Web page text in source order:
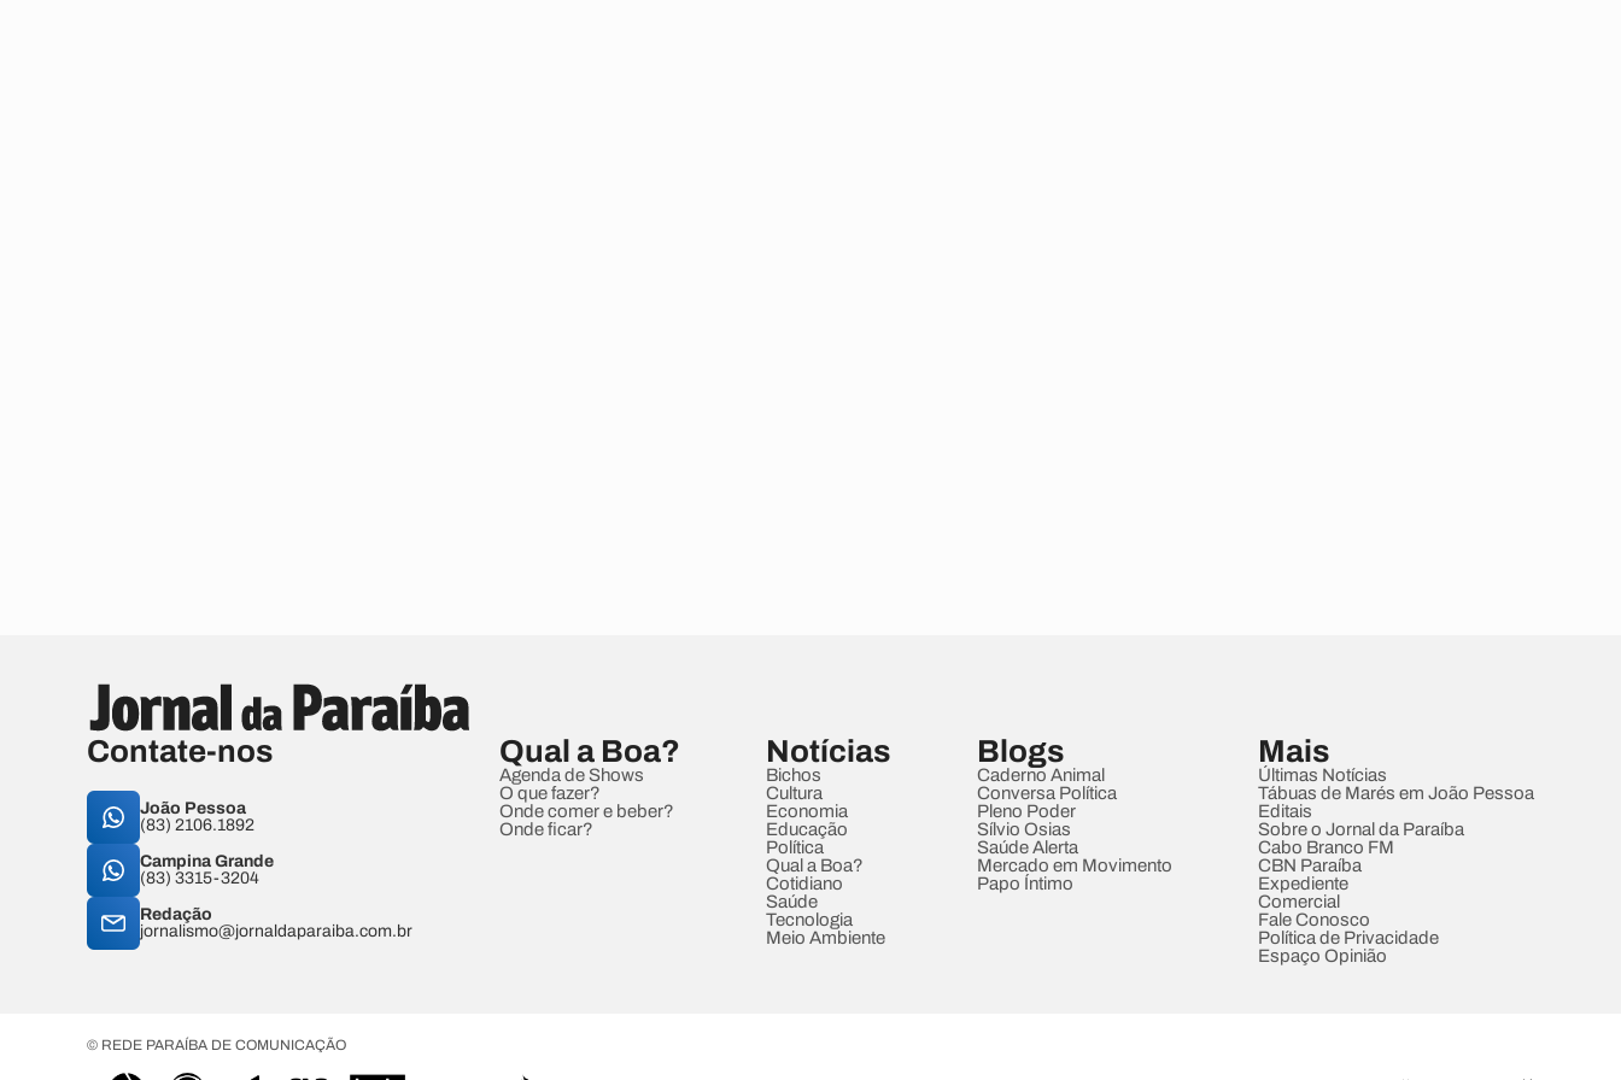
Contate-nos
João Pessoa
(83) 2106.1892
Campina Grande
(83) 3315-3204
Redação
jornalismo@jornaldaparaiba.com.br
Qual a Boa?
Agenda de Shows
O que fazer?
Onde comer e beber?
Onde ficar?
Notícias
Bichos
Cultura
Economia
Educação
Política
Qual a Boa?
Cotidiano
Saúde
Tecnologia
Meio Ambiente
Blogs
Caderno Animal
Conversa Política
Pleno Poder
Sílvio Osias
Saúde Alerta
Mercado em Movimento
Papo Íntimo
Mais
Últimas Notícias
Tábuas de Marés em João Pessoa
Editais
Sobre o Jornal da Paraíba
Cabo Branco FM
CBN Paraíba
Expediente
Comercial
Fale Conosco
Política de Privacidade
Espaço Opinião
© REDE PARAÍBA DE COMUNICAÇÃO